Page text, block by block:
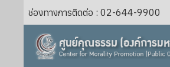
ช่องทางการติดต่อ : 02-644-9900